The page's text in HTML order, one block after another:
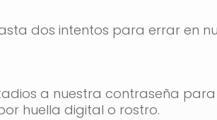
dos intentos para errar en
a nuestra contraseña
huella digital o rostro.